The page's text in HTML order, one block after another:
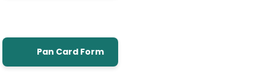
Pan Card Form